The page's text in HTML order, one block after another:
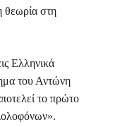
θεωρία στη
Ελληνικά
του Αντώνη
το πρώτο